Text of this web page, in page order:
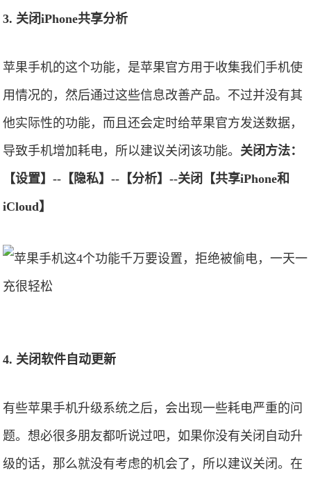
3. 关闭iPhone共享分析
苹果手机的这个功能，是苹果官方用于收集我们手机使
用情况的，然后通过这些信息改善产品。不过并没有其
他实际性的功能，而且还会定时给苹果官方发送数据，
导致手机增加耗电，所以建议关闭该功能。 关闭方法：
【设置】--【隐私】--【分析】--关闭【共享iPhone和
iCloud】
4. 关闭软件自动更新
有些苹果手机升级系统之后，会出现一些耗电严重的问
题。想必很多朋友都听说过吧，如果你没有关闭自动升
级的话，那么就没有考虑的机会了，所以建议关闭。在